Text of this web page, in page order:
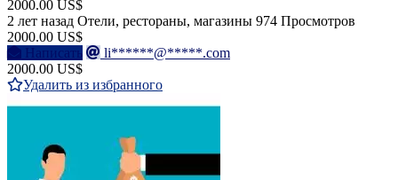
2000.00 US$
2 лет назад Отели, рестораны, магазины 974 Просмотров
2000.00 US$
Написать
li******@*****.com
2000.00 US$
Удалить из избранного